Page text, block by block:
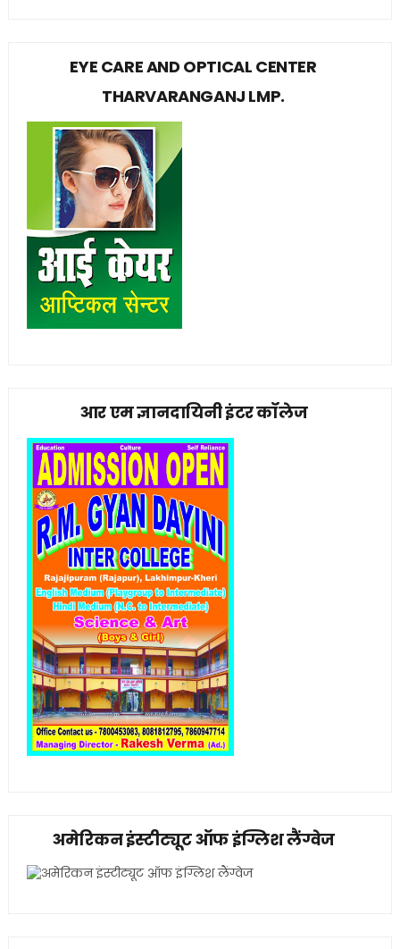
EYE CARE AND OPTICAL CENTER
THARVARANGANJ LMP.
आर एम ज्ञानदायिनी इंटर कॉलेज
अमेरिकन इंस्टीट्यूट ऑफ इंग्लिश लैंग्वेज